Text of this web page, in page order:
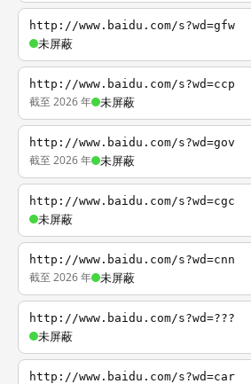
http://www.baidu.com/s?wd=gfw
未屏蔽
http://www.baidu.com/s?wd=ccp
截至 2026 年 未屏蔽
http://www.baidu.com/s?wd=gov
截至 2026 年 未屏蔽
http://www.baidu.com/s?wd=cgc
未屏蔽
http://www.baidu.com/s?wd=cnn
截至 2026 年 未屏蔽
http://www.baidu.com/s?wd=???
未屏蔽
http://www.baidu.com/s?wd=car